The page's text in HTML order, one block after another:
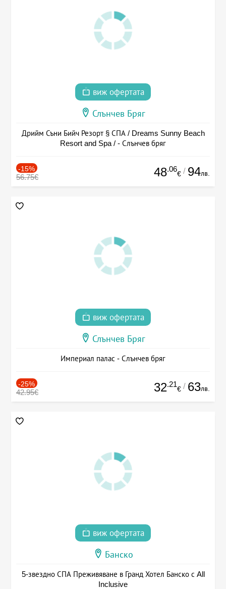
виж офертата
Слънчев Бряг
Дрийм Съни Бийч Резорт § СПА / Dreams Sunny Beach
Resort and Spa / - Слънчев бряг
-15%
56.75€ 48.06
€ / 94лв.
виж офертата
Слънчев Бряг
Империал палас - Слънчев бряг
-25%
42.95€ 32.21
€ / 63лв.
виж офертата
Банско
5-звездно СПА Преживяване в Гранд Хотел Банско с All
Inclusive